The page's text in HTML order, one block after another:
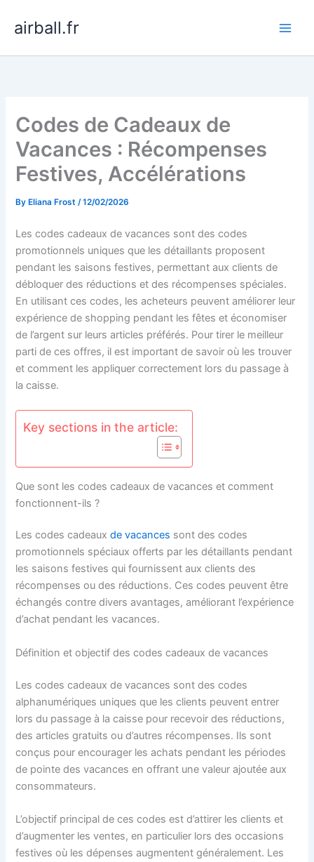
airball.fr
Codes de Cadeaux de
Vacances : Récompenses
Festives, Accélérations
By Eliana Frost/12/02/2026
Les codes cadeaux de vacances sont des codes
promotionnels uniques que les détaillants proposent
pendant les saisons festives, permettant aux clients de
débloquer des réductions et des récompenses spéciales.
En utilisant ces codes, les acheteurs peuvent améliorer leur
expérience de shopping pendant les fêtes et économiser
de l’argent sur leurs articles préférés. Pour tirer le meilleur
parti de ces offres, il est important de savoir où les trouver
et comment les appliquer correctement lors du passage à
la caisse.
Key sections in the article:
Que sont les codes cadeaux de vacances et comment
fonctionnent-ils ?
Les codes cadeauxde vacances sont des codes
promotionnels spéciaux offerts par les détaillants pendant
les saisons festives qui fournissent aux clients des
récompenses ou des réductions. Ces codes peuvent être
échangés contre divers avantages, améliorant l’expérience
d’achat pendant les vacances.
Définition et objectif des codes cadeaux de vacances
Les codes cadeaux de vacances sont des codes
alphanumériques uniques que les clients peuvent entrer
lors du passage à la caisse pour recevoir des réductions,
des articles gratuits ou d’autres récompenses. Ils sont
conçus pour encourager les achats pendant les périodes
de pointe des vacances en offrant une valeur ajoutée aux
consommateurs.
L’objectif principal de ces codes est d’attirer les clients et
d’augmenter les ventes, en particulier lors des occasions
festives où les dépenses augmentent généralement. Les